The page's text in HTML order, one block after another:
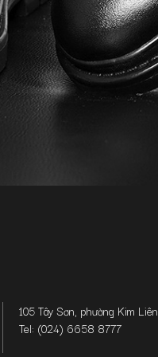
105 Tây Sơn, phường Kim Liên
Tel: (024) 6658 8777